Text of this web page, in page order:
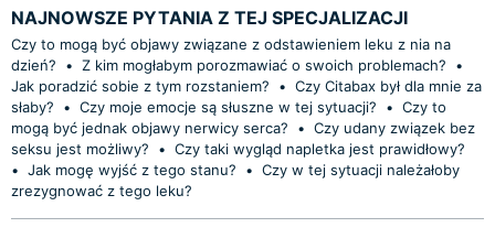
NAJNOWSZE PYTANIA Z TEJ SPECJALIZACJI
Czy to mogą być objawy związane z odstawieniem leku z nia na
dzień?
• Z kim mogłabym porozmawiać o swoich problemach?
•
Jak poradzić sobie z tym rozstaniem?
• Czy Citabax był dla mnie za
słaby?
• Czy moje emocje są słuszne w tej sytuacji? • Czy to
mogą być jednak objawy nerwicy serca?
• Czy udany związek bez
seksu jest możliwy?
• Czy taki wygląd napletka jest prawidłowy?
• Jak mogę wyjść z tego stanu? • Czy w tej sytuacji należałoby
zrezygnować z tego leku?